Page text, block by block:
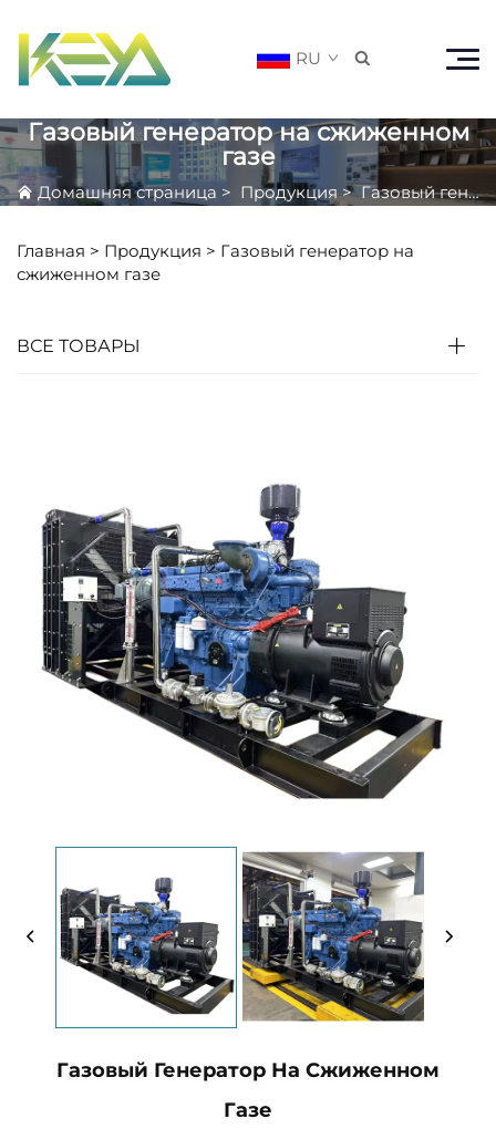
RU 
Газовый генератор на сжиженном
газе
Домашняя страница > Продукция>Газовый генератор на сжиженном газе
Главная > Продукция > Газовый генератор на
сжиженном газе
ВСЕ ТОВАРЫ
Газовый Генератор На Сжиженном
Газе